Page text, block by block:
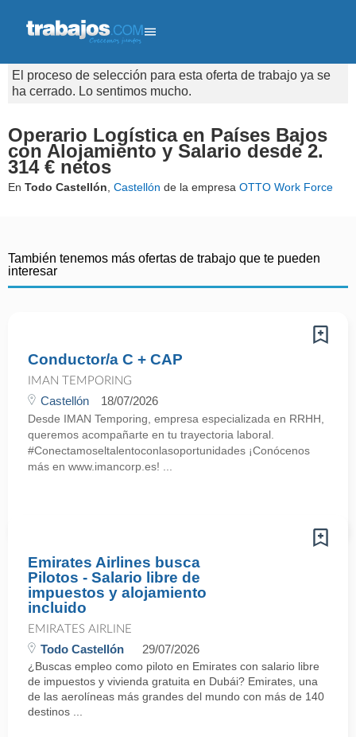
El proceso de selección para esta oferta de trabajo ya se
ha cerrado. Lo sentimos mucho.
Operario Logística en Países Bajos
con Alojamiento y Salario desde 2.
314 € netos
En Todo Castellón Castellón de la empresa OTTO Work Force
También tenemos más ofertas de trabajo que te pueden
interesar
Conductor/a C + CAP
IMAN TEMPORING
Castellón 18/07/2026
Desde IMAN Temporing, empresa especializada en RRHH,
queremos acompañarte en tu trayectoria laboral.
#Conectamoseltalentoconlasoportunidades ¡Conócenos
más en www.imancorp.es! ...
Emirates Airlines busca
Pilotos - Salario libre de
impuestos y alojamiento
incluido
EMIRATES AIRLINE
Todo Castellón 29/07/2026
¿Buscas empleo como piloto en Emirates con salario libre
de impuestos y vivienda gratuita en Dubái? Emirates, una
de las aerolíneas más grandes del mundo con más de 140
destinos ...